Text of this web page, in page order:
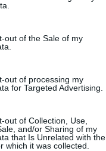
out of the Sale of my
out of processing my
for Targeted Advertising.
out of Collection, Use,
and/or Sharing of my
that Is Unrelated with the
which it was collected.
Helge Timmerberg
Stone